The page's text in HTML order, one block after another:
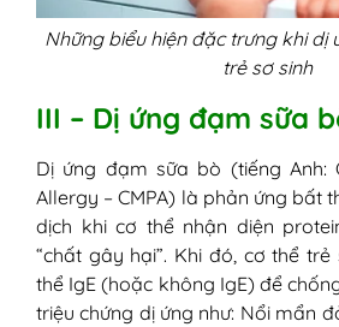
Những biểu hiện đặc trưng khi dị
trẻ sơ sinh
III – Dị ứng đạm sữa
Dị ứng đạm sữa bò (tiếng Anh:
Allergy – CMPA) là phản ứng bất
dịch khi cơ thể nhận diện
“chất gây hại”. Khi đó, cơ thể
thể IgE (hoặc không IgE) để
triệu chứng dị ứng như: Nổi mẩn